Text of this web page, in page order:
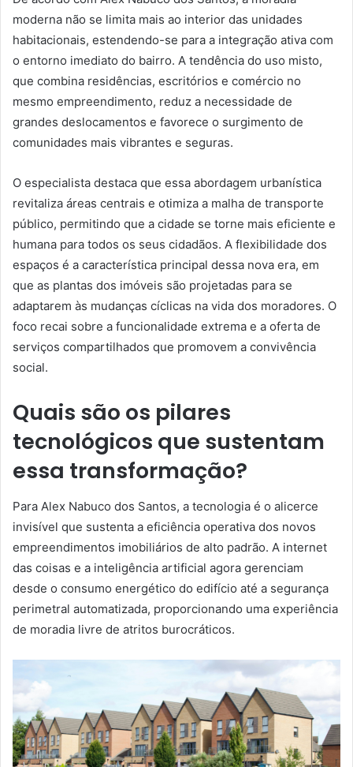
moderna não se limita mais ao interior das unidades
habitacionais, estendendo-se para a integração ativa com
o entorno imediato do bairro. A tendência do uso misto,
que combina residências, escritórios e comércio no
mesmo empreendimento, reduz a necessidade de
grandes deslocamentos e favorece o surgimento de
comunidades mais vibrantes e seguras.
O especialista destaca que essa abordagem urbanística
revitaliza áreas centrais e otimiza a malha de transporte
público, permitindo que a cidade se torne mais eficiente e
humana para todos os seus cidadãos. A flexibilidade dos
espaços é a característica principal dessa nova era, em
que as plantas dos imóveis são projetadas para se
adaptarem às mudanças cíclicas na vida dos moradores. O
foco recai sobre a funcionalidade extrema e a oferta de
serviços compartilhados que promovem a convivência
social.
Quais são os pilares
tecnológicos que sustentam
essa transformação?
Para Alex Nabuco dos Santos, a tecnologia é o alicerce
invisível que sustenta a eficiência operativa dos novos
empreendimentos imobiliários de alto padrão. A internet
das coisas e a inteligência artificial agora gerenciam
desde o consumo energético do edifício até a segurança
perimetral automatizada, proporcionando uma experiência
de moradia livre de atritos burocráticos.